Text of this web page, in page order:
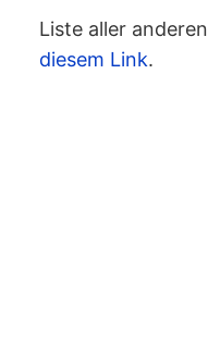
Liste aller anderen
diesem Link.